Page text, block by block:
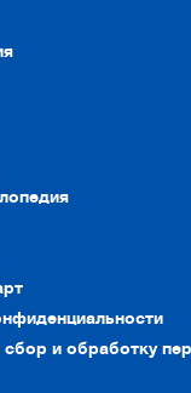
сбор и обработку